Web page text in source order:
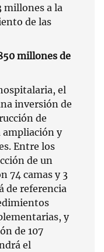
millones a la
de las
millones de
el
inversión de
de
ampliación y
Entre los
de un
74 camas y 3
de referencia
y
de 107
el